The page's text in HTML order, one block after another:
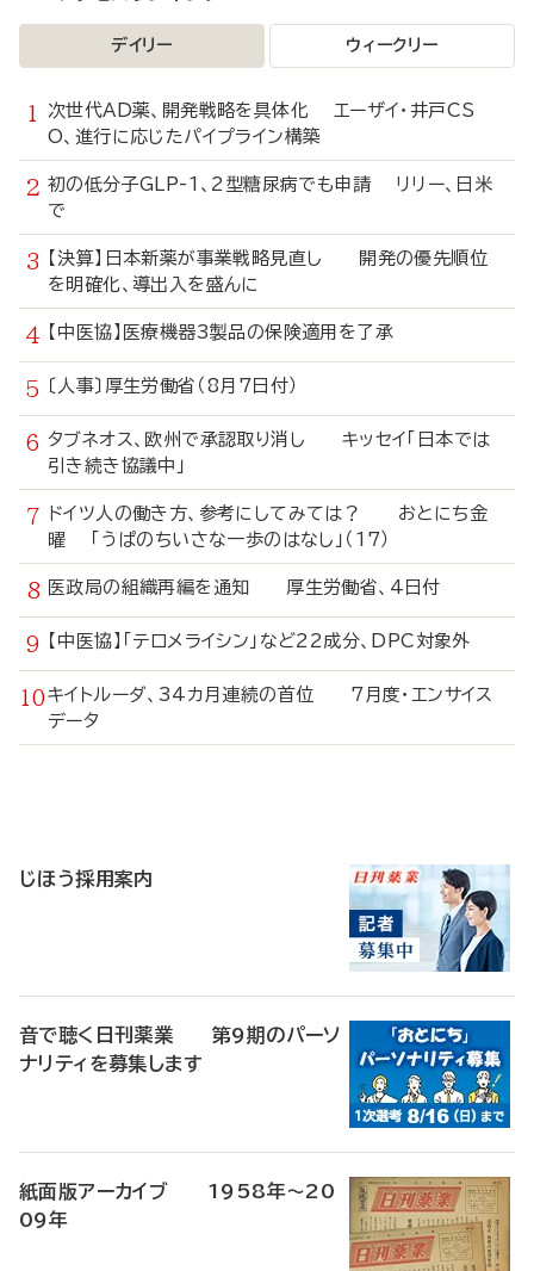
デイリー ウィークリー
次世代AD薬、開発戦略を具体化 エーザイ・井戸CS
O、進行に応じたパイプライン構築
初の低分子GLP-1、2型糖尿病でも申請 リリー、日米
で
【決算】日本新薬が事業戦略見直し 開発の優先順位
を明確化、導出入を盛んに
【中医協】医療機器3製品の保険適用を了承
〔人事〕厚生労働省（8月7日付）
タブネオス、欧州で承認取り消し キッセイ「日本では
引き続き協議中」
ドイツ人の働き方、参考にしてみては？ おとにち金
曜 「うぱのちいさな一歩のはなし」（17）
医政局の組織再編を通知 厚生労働省、4日付
【中医協】「テロメライシン」など22成分、DPC対象外
キイトルーダ、34カ月連続の首位 7月度・エンサイス
データ
じほう採用案内
音で聴く日刊薬業 第9期のパーソ
ナリティを募集します
紙面版アーカイブ 1958年～20
09年